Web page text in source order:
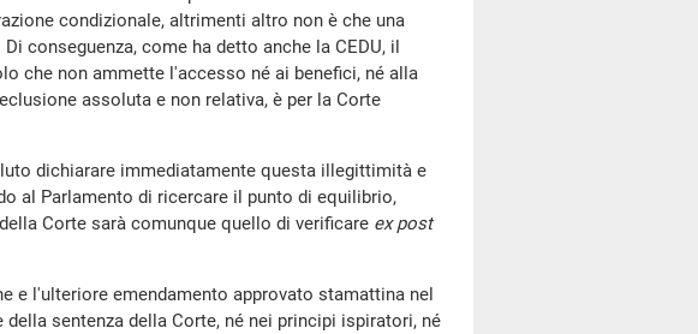
condizionale, altrimenti altro non è che una
conseguenza, come ha detto anche la CEDU, il
che non ammette l'accesso né ai benefici, né alla
assoluta e non relativa, è per la Corte
dichiarare immediatamente questa illegittimità e
al Parlamento di ricercare il punto di equilibrio,
Corte sarà comunque quello di verificare ex post
e l'ulteriore emendamento approvato stamattina nel
sentenza della Corte, né nei principi ispiratori, né